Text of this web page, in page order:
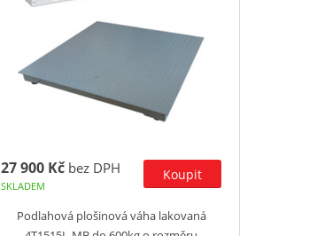
27 900 Kč bez DPH
SKLADEM
Podlahová plošinová váha lakovaná